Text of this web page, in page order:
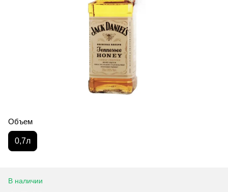
Объем
0,7л
В наличии